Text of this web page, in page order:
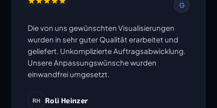
G
Die von uns gewünschten Visualisierungen
wurden in sehr guter Qualität erarbeitet und
geliefert. Unkomplizierte Auftragsabwicklung.
Unsere Anpassungswünsche wurden
einwandfrei umgesetzt.
RH Roli Heinzer